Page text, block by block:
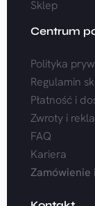
Sklep
Centrum
Polityka
Regulamin
Płatność i
Zwroty i
FAQ
Kariera
Zamówienie